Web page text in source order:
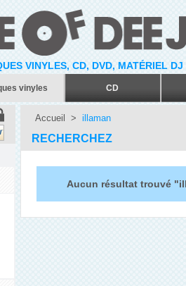
VINYLES, CD, DVD, MATÉRIEL
vinyles CD
Accueil > illaman
RECHERCHEZ
Aucun résultat trouvé